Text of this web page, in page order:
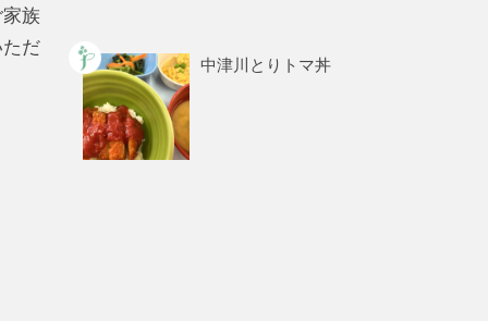
族
だ
中津川とりトマ丼